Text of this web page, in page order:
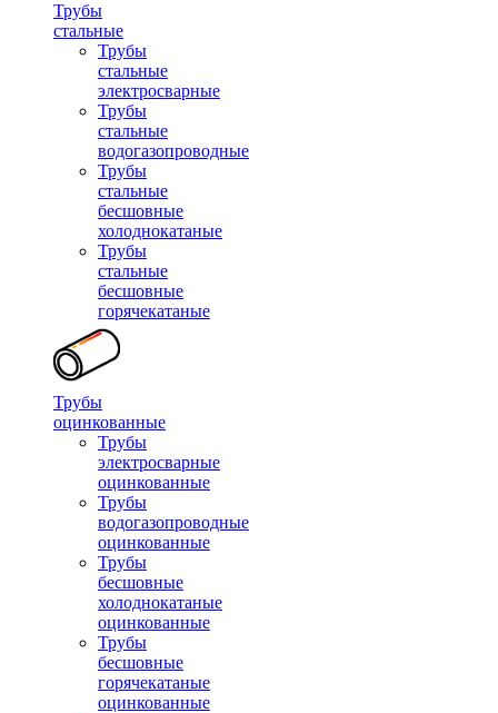
Трубы
стальные
Трубы
стальные
электросварные
Трубы
стальные
водогазопроводные
Трубы
стальные
бесшовные
холоднокатаные
Трубы
стальные
бесшовные
горячекатаные
Трубы
оцинкованные
Трубы
электросварные
оцинкованные
Трубы
водогазопроводные
оцинкованные
Трубы
бесшовные
холоднокатаные
оцинкованные
Трубы
бесшовные
горячекатаные
оцинкованные